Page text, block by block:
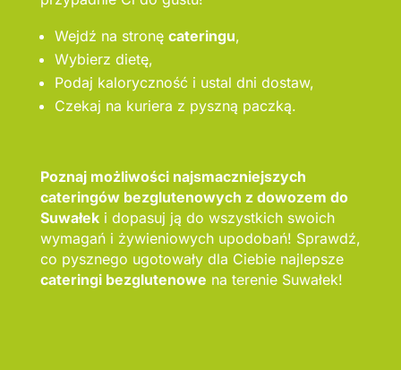
Wejdź na stronę cateringu,
Wybierz dietę,
Podaj kaloryczność i ustal dni dostaw,
Czekaj na kuriera z pyszną paczką.
Poznaj możliwości najsmaczniejszych
cateringów bezglutenowych z dowozem do
Suwałeki dopasuj ją do wszystkich swoich
wymagań i żywieniowych upodobań! Sprawdź,
co pysznego ugotowały dla Ciebie najlepsze
cateringi bezglutenowe na terenie Suwałek!